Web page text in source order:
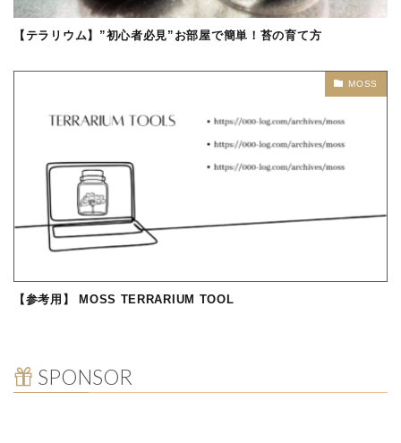
【テラリウム】”初心者必見”お部屋で簡単！苔の育て方
MOSS
【参考用】 MOSS TERRARIUM TOOL
SPONSOR